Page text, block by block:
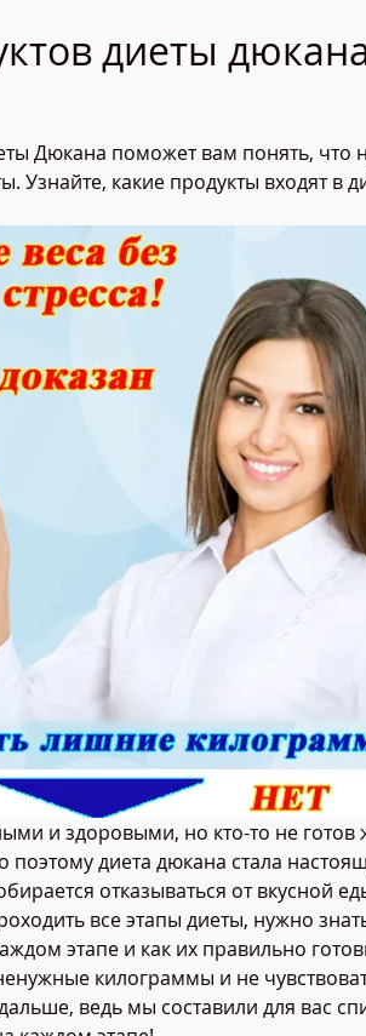
диеты
Дюкана поможет вам понять, что
Узнайте, какие продукты входят в
и здоровыми, но кто-то не готов
диета дюкана стала
отказываться от вкусной
все этапы диеты, нужно
этапе и как их правильно
килограммы и не
ведь мы составили для вас